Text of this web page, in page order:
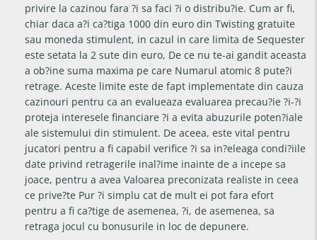
privire la cazinou fara ?i sa faci ?i o distribu?ie. Cum ar fi,
chiar daca a?i ca?tiga 1000 din euro din Twisting gratuite
sau moneda stimulent, in cazul in care limita de Sequester
este setata la 2 sute din euro, De ce nu te-ai gandit aceasta
a ob?ine suma maxima pe care Numarul atomic 8 pute?i
retrage. Aceste limite este de fapt implementate din cauza
cazinouri pentru ca an evalueaza evaluarea precau?ie ?i-?i
proteja interesele financiare ?i a evita abuzurile poten?iale
ale sistemului din stimulent. De aceea, este vital pentru
jucatori pentru a fi capabil verifice ?i sa in?eleaga condi?iile
date privind retragerile inal?ime inainte de a incepe sa
joace, pentru a avea Valoarea preconizata realiste in ceea
ce prive?te Pur ?i simplu cat de mult ei pot fara efort
pentru a fi ca?tige de asemenea, ?i, de asemenea, sa
retraga jocul cu bonusurile in loc de depunere.